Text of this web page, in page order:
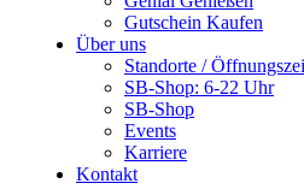
Gutschein Kaufen
Über uns
Standorte /
SB-Shop: 6-22 Uhr
SB-Shop
Events
Karriere
Kontakt